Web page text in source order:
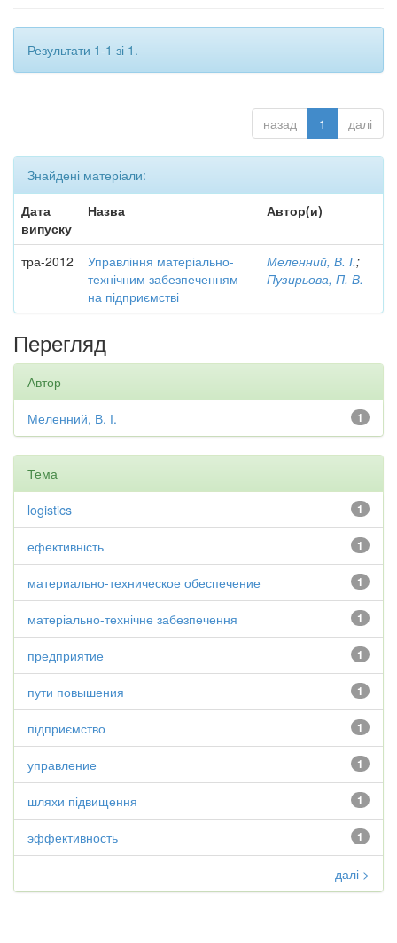
Результати 1-1 зі 1.
назад 1 далі
Знайдені матеріали:
Дата
випуску
Назва Автор(и)
тра-2012
Управління матеріально-
технічним забезпеченням
на підприємстві
Меленний, В. І.;
Пузирьова, П. В.
Перегляд
Автор
1
Меленний, В. І.
Тема
1
logistics
1
ефективність
1
материально-техническое обеспечение
1
матеріально-технічне забезпечення
1
предприятие
1
пути повышения
1
підприємство
1
управление
1
шляхи підвищення
1
эффективность
далі >